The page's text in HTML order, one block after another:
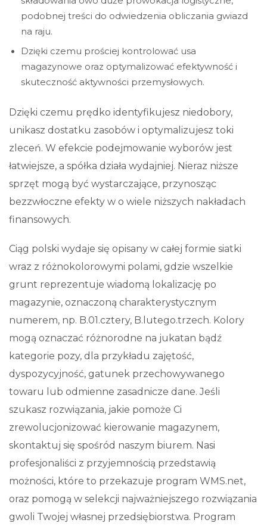
podobnej treści do odwiedzenia obliczania gwiazd
na raju.
Dzięki czemu prościej kontrolować usa
magazynowe oraz optymalizować efektywność i
skuteczność aktywności przemysłowych.
Dzięki czemu prędko identyfikujesz niedobory,
unikasz dostatku zasobów i optymalizujesz toki
zleceń. W efekcie podejmowanie wyborów jest
łatwiejsze, a spółka działa wydajniej. Nieraz niższe
sprzęt mogą być wystarczające, przynosząc
bezzwłoczne efekty w o wiele niższych nakładach
finansowych.
Ciąg polski wydaje się opisany w całej formie siatki
wraz z różnokolorowymi polami, gdzie wszelkie
grunt reprezentuje wiadomą lokalizację po
magazynie, oznaczoną charakterystycznym
numerem, np. B.01.cztery, B.lutego.trzech. Kolory
mogą oznaczać różnorodne na jukatan bądź
kategorie pozy, dla przykładu zajętość,
dyspozycyjność, gatunek przechowywanego
towaru lub odmienne zasadnicze dane. Jeśli
szukasz rozwiązania, jakie pomoże Ci
zrewolucjonizować kierowanie magazynem,
skontaktuj się spośród naszym biurem. Nasi
profesjonaliści z przyjemnością przedstawią
możności, które to przekazuje program WMS.net,
oraz pomogą w selekcji najważniejszego rozwiązania
gwoli Twojej własnej przedsiębiorstwa. Program